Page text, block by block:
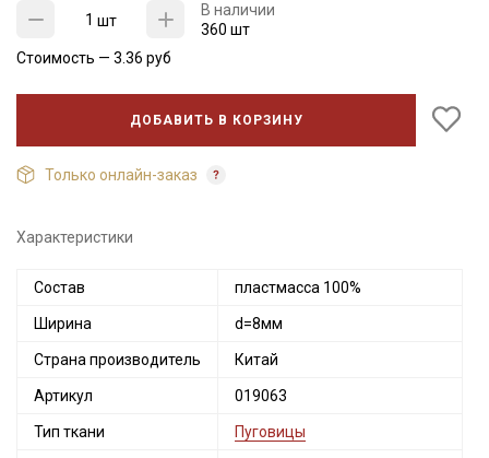
шт
В наличии
360 шт
Стоимость — 3.36 руб
ДОБАВИТЬ В КОРЗИНУ
Только онлайн-заказ
Характеристики
Состав пластмасса 100%
Ширина d=8мм
Страна производитель Китай
Артикул 019063
Тип ткани Пуговицы
Секретная рассылка от Купава
Мы публикуем здесь дополнительные
категории тканей